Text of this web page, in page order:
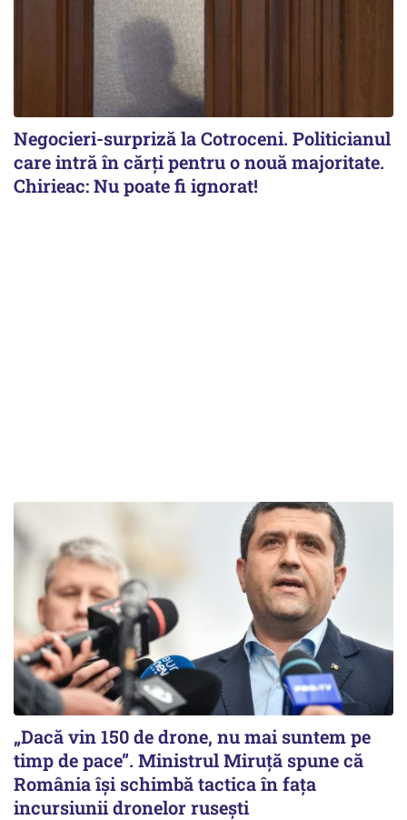
Negocieri-surpriză la Cotroceni. Politicianul
care intră în cărți pentru o nouă majoritate.
Chirieac: Nu poate fi ignorat!
„Dacă vin 150 de drone, nu mai suntem pe
timp de pace”. Ministrul Miruţă spune că
România își schimbă tactica în fața
incursiunii dronelor rusești